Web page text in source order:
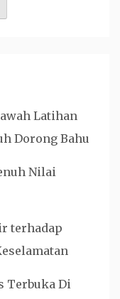
Latihan
Dorong Bahu
Nilai
terhadap
Terbuka Di